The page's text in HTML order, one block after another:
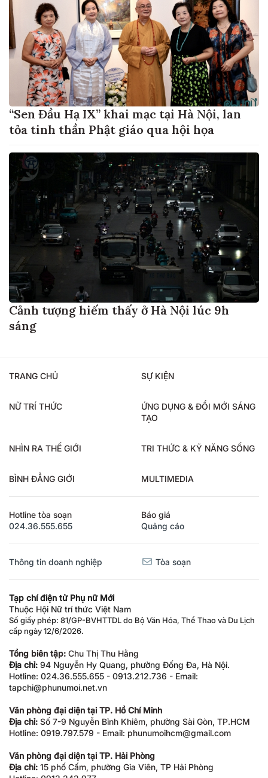
“Sen Đầu Hạ IX” khai mạc tại Hà Nội, lan
tỏa tinh thần Phật giáo qua hội họa
Cảnh tượng hiếm thấy ở Hà Nội lúc 9h
sáng
TRANG CHỦ SỰ KIỆN
NỮ TRÍ THỨC
ỨNG DỤNG & ĐỔI MỚI SÁNG
TẠO
NHÌN RA THẾ GIỚI TRI THỨC & KỸ NĂNG SỐNG
BÌNH ĐẲNG GIỚI MULTIMEDIA
Hotline tòa soạn
024.36.555.655
Báo giá
Quảng cáo
Thông tin doanh nghiệp Tòa soạn
Tạp chí điện tử Phụ nữ Mới
Thuộc Hội Nữ trí thức Việt Nam
Số giấy phép: 81/GP-BVHTTDL do Bộ Văn Hóa, Thể Thao và Du Lịch
cấp ngày 12/6/2026.
Tổng biên tập: Chu Thị Thu Hằng
Địa chỉ: 94 Nguyễn Hy Quang, phường Đống Đa, Hà Nội.
Hotline: 024.36.555.655 - 0913.212.736 - Email:
tapchi@phunumoi.net.vn
Văn phòng đại diện tại TP. Hồ Chí Minh
Địa chỉ: Số 7-9 Nguyễn Bỉnh Khiêm, phường Sài Gòn, TP.HCM
Hotline: 0919.797.579 - Email: phunumoihcm@gmail.com
Văn phòng đại diện tại TP. Hải Phòng
Địa chỉ: 15 phố Cấm, phường Gia Viên, TP Hải Phòng